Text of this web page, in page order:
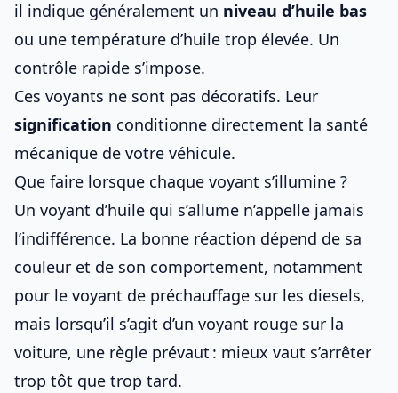
il indique généralement un niveau d’huile bas
ou une température d’huile trop élevée. Un
contrôle rapide s’impose.
Ces voyants ne sont pas décoratifs. Leur
signification conditionne directement la santé
mécanique de votre véhicule.
Que faire lorsque chaque voyant s’illumine ?
Un voyant d’huile qui s’allume n’appelle jamais
l’indifférence. La bonne réaction dépend de sa
couleur et de son comportement, notamment
pour le voyant de préchauffage sur les diesels,
mais lorsqu’il s’agit d’un voyant rouge sur la
voiture, une règle prévaut : mieux vaut s’arrêter
trop tôt que trop tard.